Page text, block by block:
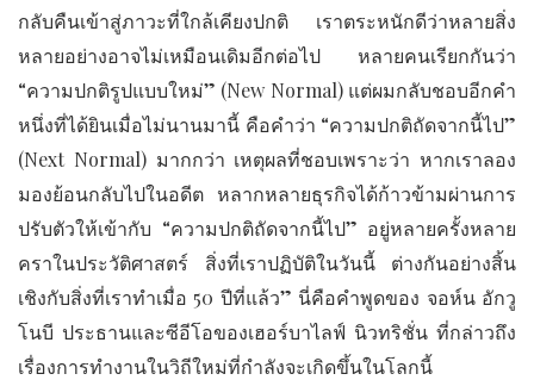
กลับคืนเข้าสู่ภาวะที่ใกล้เคียงปกติ เราตระหนักดีว่าหลายสิ่ง
หลายอย่างอาจไม่เหมือนเดิมอีกต่อไป หลายคนเรียกกันว่า
“ความปกติรูปแบบใหม่” (New Normal) แต่ผมกลับชอบอีกคำ
หนึ่งที่ได้ยินเมื่อไม่นานมานี้ คือคำว่า “ความปกติถัดจากนี้ไป”
(Next Normal) มากกว่า เหตุผลที่ชอบเพราะว่า หากเราลอง
มองย้อนกลับไปในอดีต หลากหลายธุรกิจได้ก้าวข้ามผ่านการ
ปรับตัวให้เข้ากับ “ความปกติถัดจากนี้ไป” อยู่หลายครั้งหลาย
คราในประวัติศาสตร์ สิ่งที่เราปฏิบัติในวันนี้ ต่างกันอย่างสิ้น
เชิงกับสิ่งที่เราทำเมื่อ 50 ปีที่แล้ว” นี่คือคำพูดของ จอห์น อักวู
โนบี ประธานและซีอีโอของเฮอร์บาไลฟ์ นิวทริชั่น ที่กล่าวถึง
เรื่องการทำงานในวิถีใหม่ที่กำลังจะเกิดขึ้นในโลกนี้